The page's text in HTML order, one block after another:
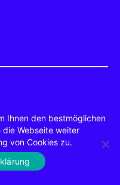
Ihnen den bestmöglichen
die Webseite weiter
von Cookies zu.